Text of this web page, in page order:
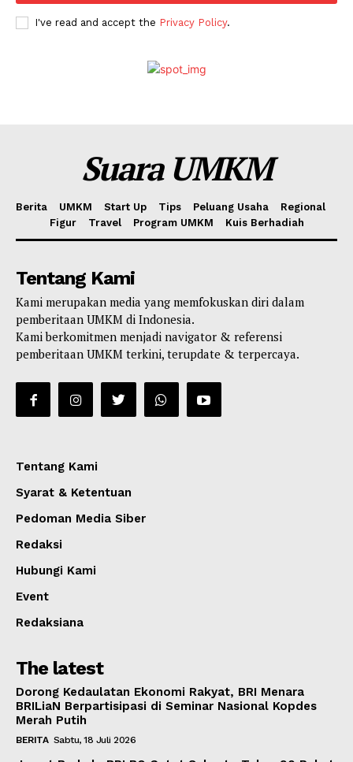
I've read and accept the Privacy Policy.
Suara UMKM
Berita UMKM Start Up Tips Peluang Usaha
Regional
Figur
Travel Program UMKM Kuis Berhadiah
Tentang Kami
Kami merupakan media yang memfokuskan diri dalam
pemberitaan UMKM di Indonesia.
Kami berkomitmen menjadi navigator & referensi
pemberitaan UMKM terkini, terupdate & terpercaya.
Tentang Kami
Syarat & Ketentuan
Pedoman Media Siber
Redaksi
Hubungi Kami
Event
Redaksiana
The latest
Dorong Kedaulatan Ekonomi Rakyat, BRI Menara
BRILiaN Berpartisipasi di Seminar Nasional Kopdes
Merah Putih
BERITA Sabtu, 18 Juli 2026